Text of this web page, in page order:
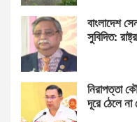
বাংলাদেশ
সুবিদিত:
নিরাপত্তা
দূরে ঠেলে না